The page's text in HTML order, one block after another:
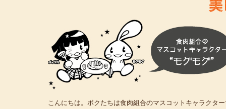
こんにちは。ボクたちは食肉組合のマスコットキャラクタ